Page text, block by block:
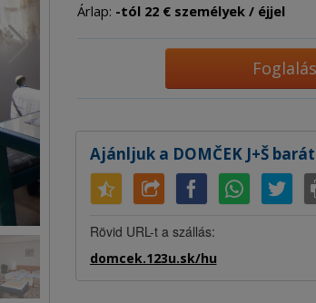
Árlap: -tól 22 € személyek / éjjel
Foglalás
Ajánljuk a DOMČEK J+Š
Rövid URL-t a szállás:
domcek.123u.sk/hu